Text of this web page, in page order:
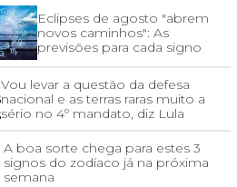
Eclipses de agosto "abrem
novos caminhos": As
previsões para cada signo
Vou levar a questão da defesa
nacional e as terras raras muito a
sério no 4º mandato, diz Lula
A boa sorte chega para estes 3
signos do zodíaco já na próxima
semana